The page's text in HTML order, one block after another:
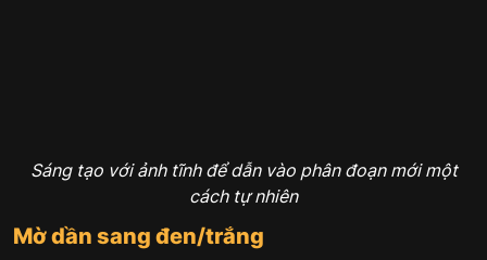
Sáng tạo với ảnh tĩnh để dẫn vào phân đoạn mới một
cách tự nhiên
Mờ dần sang đen/trắng